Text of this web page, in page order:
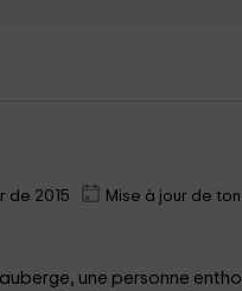
de 2015
Mise à jour de
une personne